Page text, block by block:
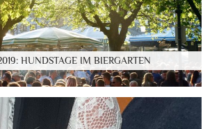
HUNDSTAGE IM BIERGARTEN